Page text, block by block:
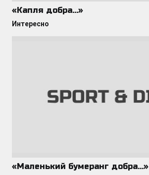
«Капля добра…»
Интересно
«Маленький бумеранг добра…»